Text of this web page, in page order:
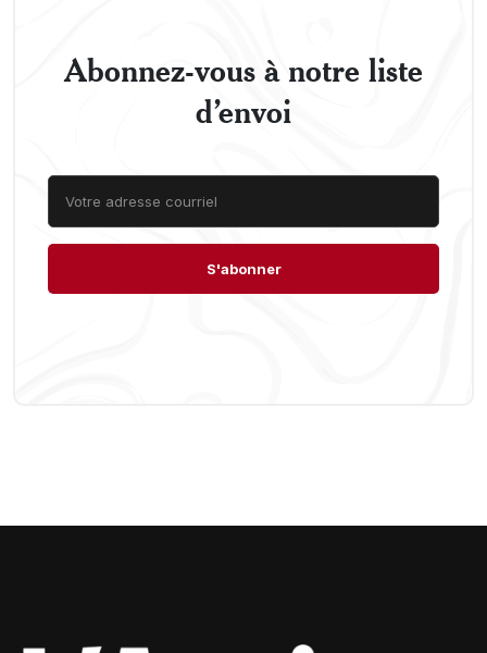
Abonnez-vous à notre liste
d’envoi